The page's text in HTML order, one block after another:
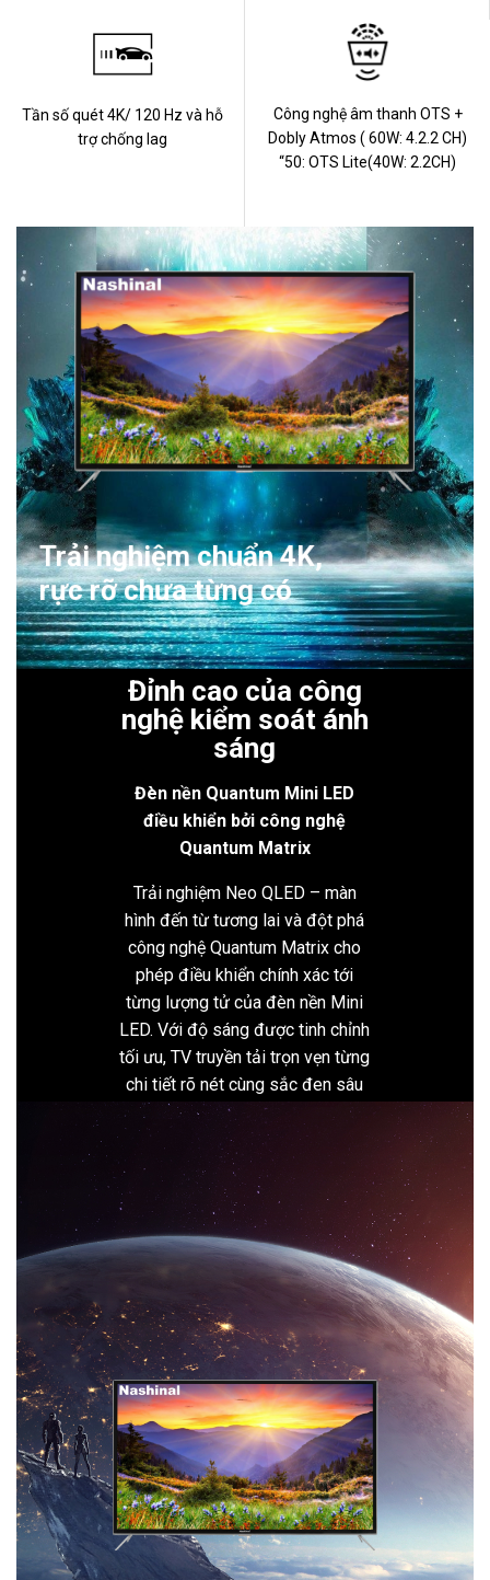
Tần số quét 4K/ 120 Hz và hỗ
trợ chống lag
Công nghệ âm thanh OTS +
Dobly Atmos ( 60W: 4.2.2 CH)
“50: OTS Lite(40W: 2.2CH)
Trải nghiệm chuẩn 4K,
rực rỡ chưa từng có
Đỉnh cao của công
nghệ kiểm soát ánh
sáng
Đèn nền Quantum Mini LED
điều khiển bởi công nghệ
Quantum Matrix
Trải nghiệm Neo QLED – màn
hình đến từ tương lai và đột phá
công nghệ Quantum Matrix cho
phép điều khiển chính xác tới
từng lượng tử của đèn nền Mini
LED. Với độ sáng được tinh chỉnh
tối ưu, TV truyền tải trọn vẹn từng
chi tiết rõ nét cùng sắc đen sâu
thẳm và sắc trắng thuần khiết.